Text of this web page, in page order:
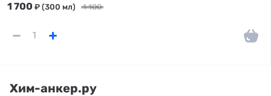
1 700 ₽ (300 мл) 1 100
Хим-анкер.ру